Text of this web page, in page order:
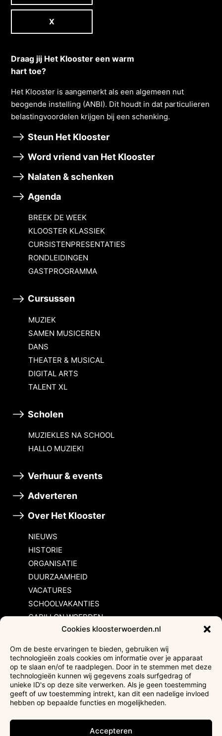
Cookies kloosterwoerden.nl
Om de beste ervaringen te bieden, gebruiken wij
technologieën zoals cookies om informatie over je apparaat
op te slaan en/of te raadplegen. Door in te stemmen met deze
technologieën kunnen wij gegevens zoals surfgedrag of
unieke ID's op deze site verwerken. Als je geen toestemming
geeft of uw toestemming intrekt, kan dit een nadelige invloed
hebben op bepaalde functies en mogelijkheden.
Accepteren
X
Draag jij Het Klooster een warm
hart toe?
Het Klooster is aangemerkt als een algemeen nut
beogende instelling (ANBI). Dit houdt in dat particulieren
belastingvoordelen krĳgen bĳ een schenking.
Steun Het Klooster
Word vriend van Het Klooster
Nalaten & schenken
Agenda
BREEK DE WEEK
KLOOSTER KLASSIEK
CURSISTENPRESENTATIES
RONDLEIDINGEN
GASTPROGRAMMA
Cursussen
MUZIEK
SAMEN MUSICEREN
DANS
THEATER & MUSICAL
DIGITAL ARTS
TALENT XL
Scholen
MUZIEKLES NA SCHOOL
HALLO MUZIEK!
Verhuur & events
Adverteren
Over Het Klooster
NIEUWS
HISTORIE
ORGANISATIE
DUURZAAMHEID
VACATURES
SCHOOLVAKANTIES
CARILLON WOERDEN
Inschrijvingsvoorwaarden
Bezoekersvoorwaarden
Huurvoorwaarden
Privacyverklaring
Ticketverkoop